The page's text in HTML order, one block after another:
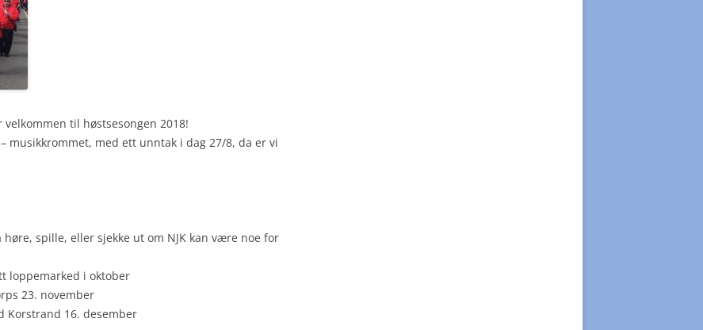
til høstsesongen 2018!
musikkrommet, med ett unntak i dag 27/8, da er vi
spille, eller sjekke ut om NJK kan være noe for
loppemarked i oktober
23. november
Korstrand 16. desember